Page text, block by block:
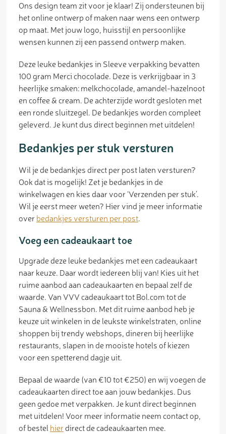
Ons design team zit voor je klaar! Zij ondersteunen bij
het online ontwerp of maken naar wens een ontwerp
op maat. Met jouw logo, huisstijl en persoonlijke
wensen kunnen zij een passend ontwerp maken.
Deze leuke bedankjes in Sleeve verpakking bevatten
100 gram Merci chocolade. Deze is verkrijgbaar in 3
heerlijke smaken: melkchocolade, amandel-hazelnoot
en coffee & cream. De achterzijde wordt gesloten met
een ronde sluitzegel. De bedankjes worden compleet
geleverd. Je kunt dus direct beginnen met uitdelen!
Bedankjes per stuk versturen
Wil je de bedankjes direct per post laten versturen?
Ook dat is mogelijk! Zet je bedankjes in de
winkelwagen en kies daar voor ‘Verzenden per stuk’.
Wil je eerst meer weten? Hier vind je meer informatie
over bedankjes versturen per post.
Voeg een cadeaukaart toe
Upgrade deze leuke bedankjes met een cadeaukaart
naar keuze. Daar wordt iedereen blij van! Kies uit het
ruime aanbod aan cadeaukaarten en bepaal zelf de
waarde. Van VVV cadeaukaart tot Bol.com tot de
Sauna & Wellnessbon. Met dit ruime aanbod heb je
keuze uit winkelen in de leukste winkelstraten, online
shoppen bij trendy webshops, dineren bij heerlijke
restaurants, slapen in de mooiste hotels of kiezen
voor een spetterend dagje uit.
Bepaal de waarde (van €10 tot €250) en wij voegen de
cadeaukaarten direct toe aan jouw bedankjes. Dus
geen gedoe met verpakken. Je kunt direct beginnen
met uitdelen! Voor meer informatie neem contact op,
of bestel hierdirect de cadeaukaarten mee.